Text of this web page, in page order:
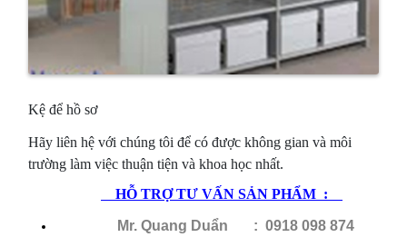
Kệđể hồ sơ
Hãy liên hệ với chúng tôi để có được không gian và môi
trường làm việc thuận tiện và khoa học nhất.
HỖ TRỢ TƯ VẤN SẢN PHẨM :
Mr. Quang Duẩn : 0918 098 874